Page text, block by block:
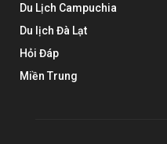
Du Lịch Campuchia
Du lịch Đà Lạt
Hỏi Đáp
Miền Trung